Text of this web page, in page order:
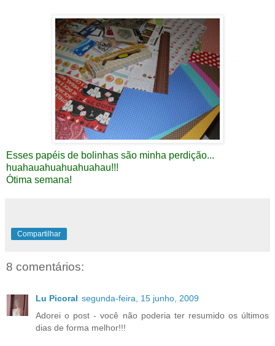
Esses papéis de bolinhas são minha perdição...
huahauahuahuahuahau!!!
Ótima semana!
Compartilhar
8 comentários:
Lu Picoral segunda-feira, 15 junho, 2009
Adorei o post - você não poderia ter resumido os últimos
dias de forma melhor!!!